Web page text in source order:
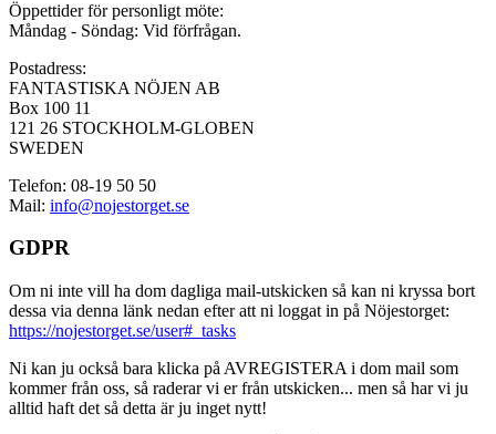
Öppettider för personligt möte:
Måndag - Söndag: Vid förfrågan.
Postadress:
FANTASTISKA NÖJEN AB
Box 100 11
121 26 STOCKHOLM-GLOBEN
SWEDEN
Telefon: 08-19 50 50
Mail: info@nojestorget.se
GDPR
Om ni inte vill ha dom dagliga mail-utskicken så kan ni kryssa bort
dessa via denna länk nedan efter att ni loggat in på Nöjestorget:
https://nojestorget.se/user#_tasks
Ni kan ju också bara klicka på AVREGISTERA i dom mail som
kommer från oss, så raderar vi er från utskicken... men så har vi ju
alltid haft det så detta är ju inget nytt!